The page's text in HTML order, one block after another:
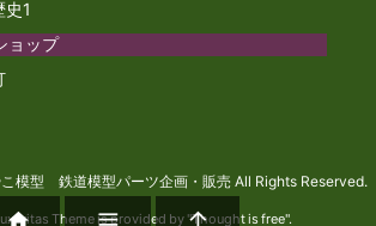
1
ョップ
模型 鉄道模型パーツ企画・販売 All Rights Reserved.
Theme is provided by "Thought is free".
  